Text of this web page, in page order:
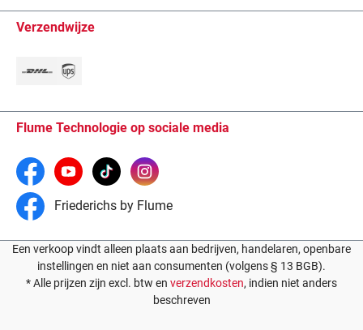
Verzendwijze
Flume Technologie op sociale media
Friederichs by Flume
Een verkoop vindt alleen plaats aan bedrijven, handelaren, openbare
instellingen en niet aan consumenten (volgens § 13 BGB).
* Alle prijzen zijn excl. btw en verzendkosten, indien niet anders
beschreven